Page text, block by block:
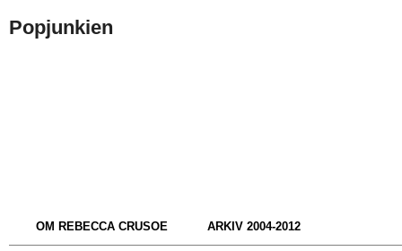
Popjunkien
OM REBECCA CRUSOE ARKIV 2004-2012